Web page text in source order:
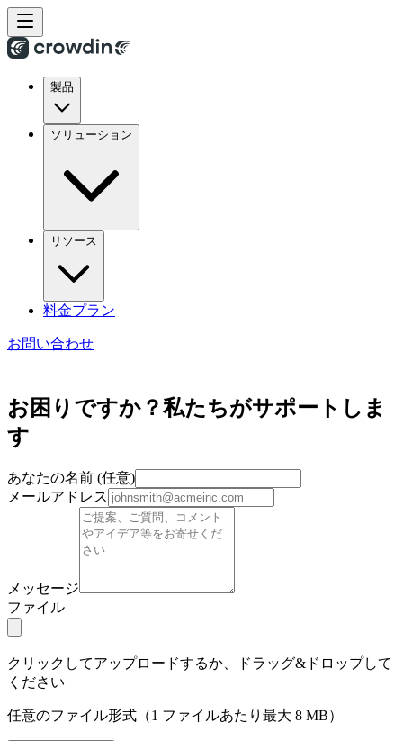
製品
ソリューション
リソース
料金プラン
お問い合わせ
お困りですか？私たちがサポートしま
す
あなたの名前 (任意)
メールアドレス
メッセージ
ファイル
クリックしてアップロードするか、ドラッグ&ドロップして
ください
任意のファイル形式（1 ファイルあたり最大 8 MB）